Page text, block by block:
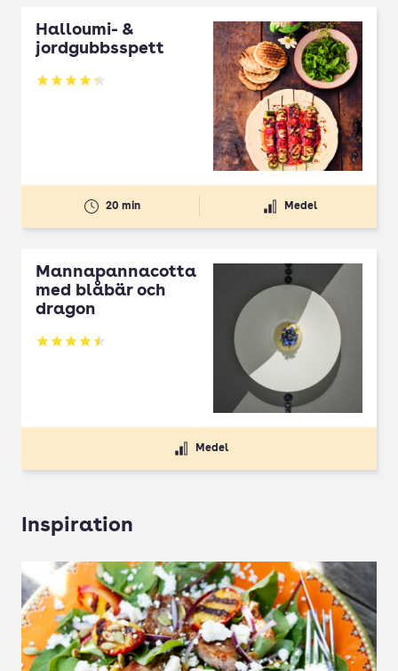
Halloumi- &
jordgubbsspett
Betyg: 4.3 av 5
20 min Medel
Mannapannacotta
med blåbär och
dragon
Betyg: 4.5 av 5
Medel
Inspiration